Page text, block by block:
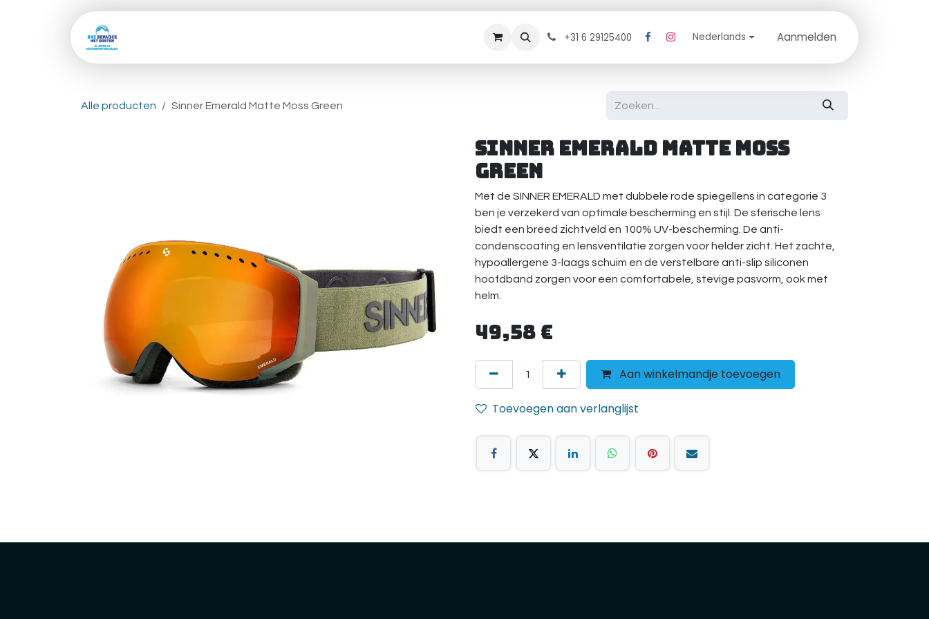
Overslaan naar inhoud
Diensten Contact Blog
+31 6 29125400 Nederlands Aanmelden
Alle producten Sinner Emerald Matte Moss Green
Sinner Emerald Matte Moss
Green
Met de SINNER EMERALD met dubbele rode spiegellens in categorie 3
ben je verzekerd van optimale bescherming en stijl. De sferische lens
biedt een breed zichtveld en 100% UV-bescherming. De anti-
condenscoating en lensventilatie zorgen voor helder zicht. Het zachte,
hypoallergene 3-laags schuim en de verstelbare anti-slip siliconen
hoofdband zorgen voor een comfortabele, stevige pasvorm, ook met
helm.
49,58 €
Aan winkelmandje toevoegen
Toevoegen aan verlanglijst